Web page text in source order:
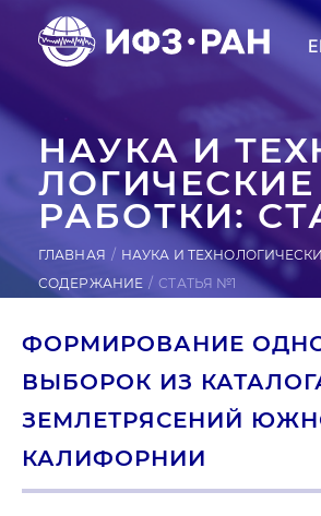
НАУКА И
РА­БОТ­КИ:
ГЛАВНАЯ
НАУКА И
СОДЕРЖАНИЕ
СТАТЬЯ №1
ФОРМИРОВАНИЕ
ВЫБОРОК ИЗ
ЗЕМЛЕТРЯСЕНИЙ
КАЛИФОРНИИ